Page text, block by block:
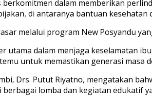
dalam memberikan
di antaranya bantuan kesehatan
melalui program New Posyandu
dalam menjaga keselamatan
untuk memastikan generasi masa
Drs. Putut Riyatno, mengatakan
lomba dan kegiatan edukatif